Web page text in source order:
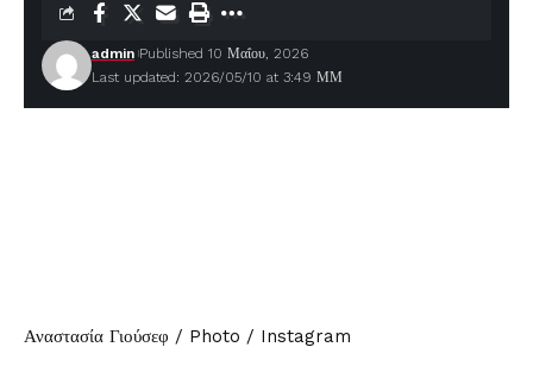
Last updated: 2026/05/10 at 3:49 ΜΜ
admin Published 10 Μαΐου, 2026
Αναστασία Γιούσεφ / Photo / Instagram